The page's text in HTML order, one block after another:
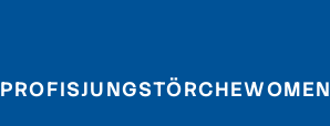
PROFISJUNGSTÖRCHEWOMEN